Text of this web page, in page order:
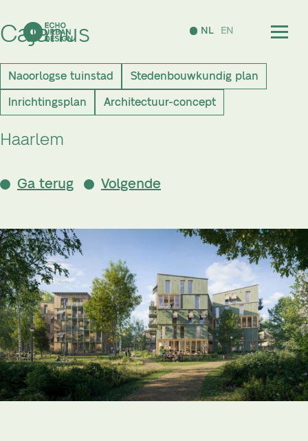
NL EN
Cajanus
Naoorlogse tuinstad
Stedenbouwkundig plan
Inrichtingsplan
Architectuur-concept
Haarlem
Ga terug Volgende